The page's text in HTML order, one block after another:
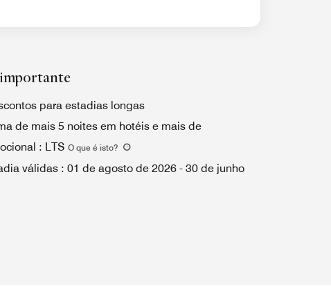
para estadias longas
de mais 5 noites em hotéis e mais de
: LTS O que é isto?
válidas : 01 de agosto de 2026 - 30 de junho